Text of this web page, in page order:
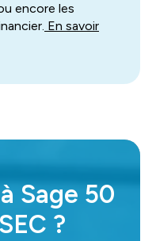
encore les
En savoir
Sage 50
?